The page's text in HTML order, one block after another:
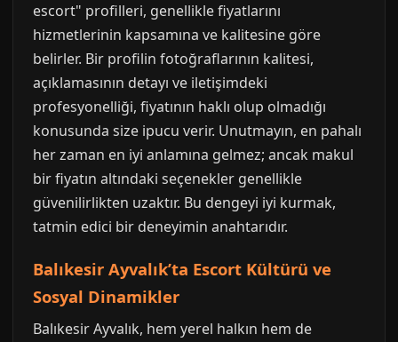
escort" profilleri, genellikle fiyatlarını
hizmetlerinin kapsamına ve kalitesine göre
belirler. Bir profilin fotoğraflarının kalitesi,
açıklamasının detayı ve iletişimdeki
profesyonelliği, fiyatının haklı olup olmadığı
konusunda size ipucu verir. Unutmayın, en pahalı
her zaman en iyi anlamına gelmez; ancak makul
bir fiyatın altındaki seçenekler genellikle
güvenilirlikten uzaktır. Bu dengeyi iyi kurmak,
tatmin edici bir deneyimin anahtarıdır.
Balıkesir Ayvalık’ta Escort Kültürü ve
Sosyal Dinamikler
Balıkesir Ayvalık, hem yerel halkın hem de